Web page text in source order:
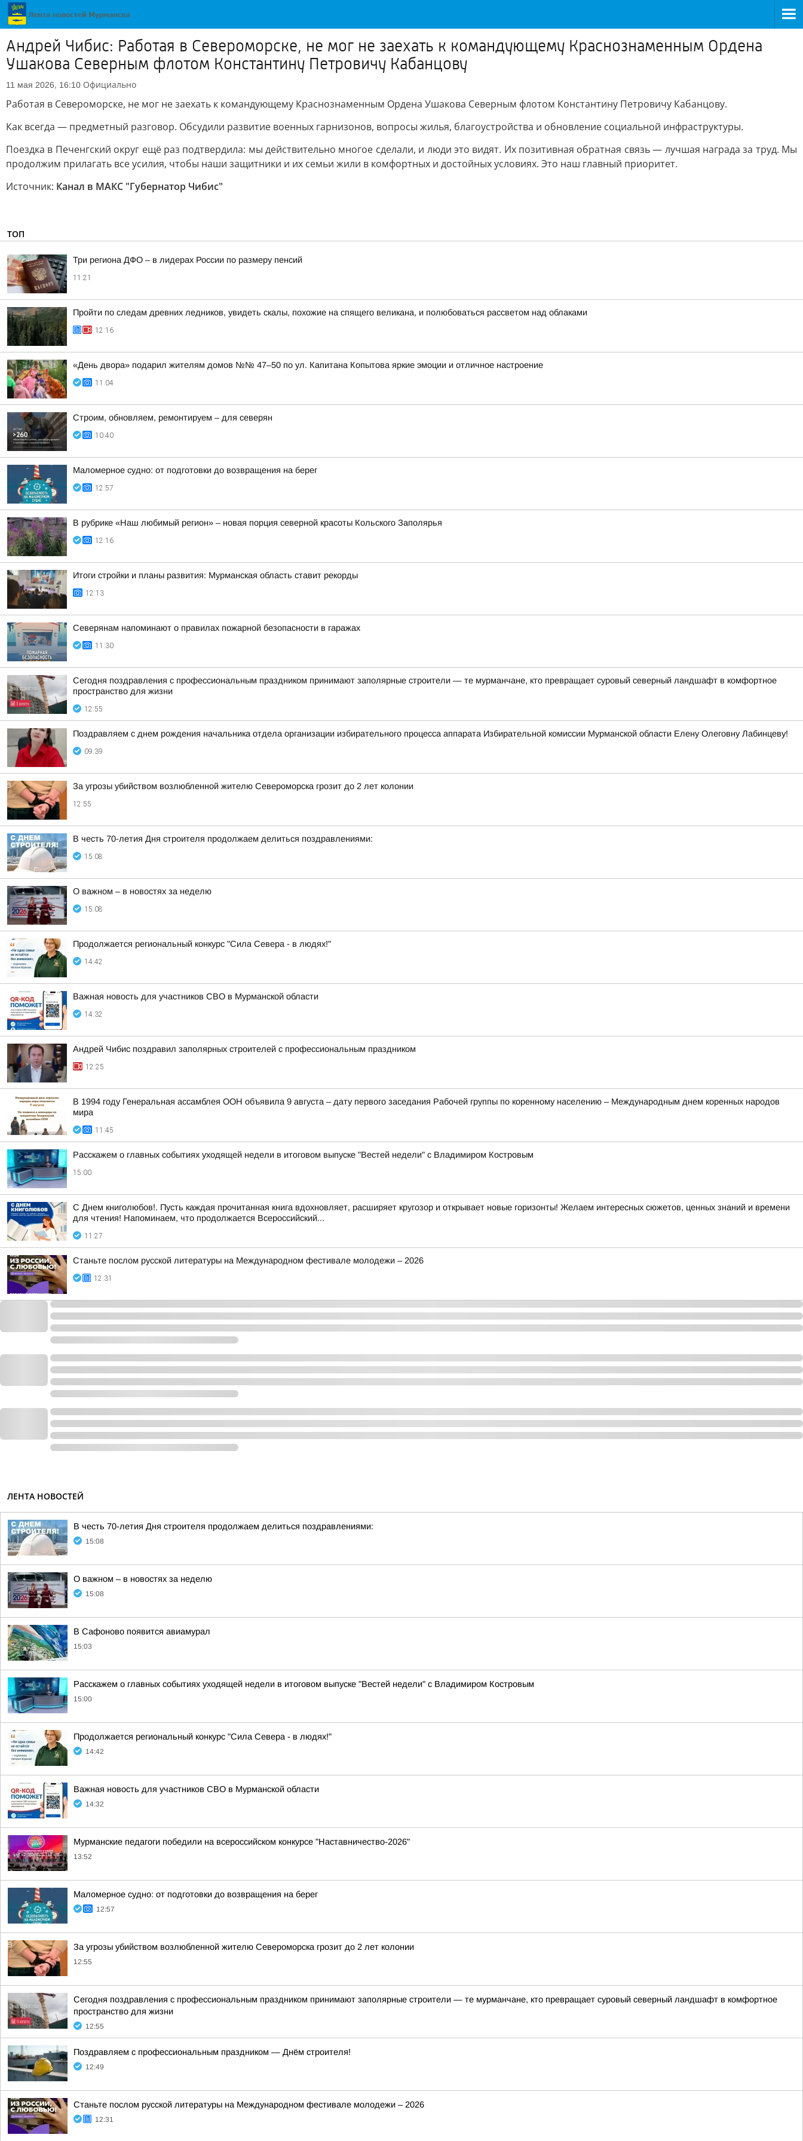
Андрей Чибис: Работая в Североморске, не мог не заехать к командующему Краснознаменным Ордена
Ушакова Северным флотом Константину Петровичу Кабанцову
11 мая 2026, 16:10 Официально
Работая в Североморске, не мог не заехать к командующему Краснознаменным Ордена Ушакова Северным флотом Константину Петровичу Кабанцову.
Как всегда — предметный разговор. Обсудили развитие военных гарнизонов, вопросы жилья, благоустройства и обновление социальной инфраструктуры.
Поездка в Печенгский округ ещё раз подтвердила: мы действительно многое сделали, и люди это видят. Их позитивная обратная связь — лучшая награда за труд. Мы
продолжим прилагать все усилия, чтобы наши защитники и их семьи жили в комфортных и достойных условиях. Это наш главный приоритет.
Источник: Канал в МАКС "Губернатор Чибис"
ТОП
Три региона ДФО – в лидерах России по размеру пенсий
11:21
Пройти по следам древних ледников, увидеть скалы, похожие на спящего великана, и полюбоваться рассветом над облаками
12:16
«День двора» подарил жителям домов №№ 47–50 по ул. Капитана Копытова яркие эмоции и отличное настроение
11:04
Строим, обновляем, ремонтируем – для северян
10:40
Маломерное судно: от подготовки до возвращения на берег
12:57
В рубрике «Наш любимый регион» – новая порция северной красоты Кольского Заполярья
12:16
Итоги стройки и планы развития: Мурманская область ставит рекорды
12:13
Северянам напоминают о правилах пожарной безопасности в гаражах
11:30
Сегодня поздравления с профессиональным праздником принимают заполярные строители — те мурманчане, кто превращает суровый северный ландшафт в комфортное
пространство для жизни
12:55
Поздравляем с днем рождения начальника отдела организации избирательного процесса аппарата Избирательной комиссии Мурманской области Елену Олеговну Лабинцеву!
09:39
За угрозы убийством возлюбленной жителю Североморска грозит до 2 лет колонии
12:55
В честь 70-летия Дня строителя продолжаем делиться поздравлениями:
15:08
О важном – в новостях за неделю
15:08
Продолжается региональный конкурс "Сила Севера - в людях!"
14:42
Важная новость для участников СВО в Мурманской области
14:32
Андрей Чибис поздравил заполярных строителей с профессиональным праздником
12:25
В 1994 году Генеральная ассамблея ООН объявила 9 августа – дату первого заседания Рабочей группы по коренному населению – Международным днем коренных народов
мира
11:45
Расскажем о главных событиях уходящей недели в итоговом выпуске "Вестей недели" с Владимиром Костровым
15:00
С Днем книголюбов!. Пусть каждая прочитанная книга вдохновляет, расширяет кругозор и открывает новые горизонты! Желаем интересных сюжетов, ценных знаний и времени
для чтения! Напоминаем, что продолжается Всероссийский...
11:27
Станьте послом русской литературы на Международном фестивале молодежи – 2026
12:31
ЛЕНТА НОВОСТЕЙ
В честь 70-летия Дня строителя продолжаем делиться поздравлениями:
15:08
О важном – в новостях за неделю
15:08
В Сафоново появится авиамурал
15:03
Расскажем о главных событиях уходящей недели в итоговом выпуске "Вестей недели" с Владимиром Костровым
15:00
Продолжается региональный конкурс "Сила Севера - в людях!"
14:42
Важная новость для участников СВО в Мурманской области
14:32
Мурманские педагоги победили на всероссийском конкурсе "Наставничество-2026"
13:52
Маломерное судно: от подготовки до возвращения на берег
12:57
За угрозы убийством возлюбленной жителю Североморска грозит до 2 лет колонии
12:55
Сегодня поздравления с профессиональным праздником принимают заполярные строители — те мурманчане, кто превращает суровый северный ландшафт в комфортное
пространство для жизни
12:55
Поздравляем с профессиональным праздником — Днём строителя!
12:49
Станьте послом русской литературы на Международном фестивале молодежи – 2026
12:31